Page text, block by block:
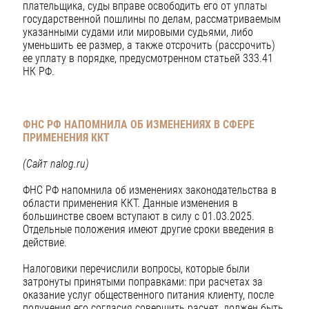
плательщика, суды вправе освободить его от уплаты
государственной пошлины по делам, рассматриваемым
указанными судами или мировыми судьями, либо
уменьшить ее размер, а также отсрочить (рассрочить)
ее уплату в порядке, предусмотренном статьей 333.41
НК РФ.
ФНС РФ НАПОМНИЛА ОБ ИЗМЕНЕНИЯХ В СФЕРЕ
ПРИМЕНЕНИЯ ККТ
(Сайт nalog.ru)
ФНС РФ напомнила об изменениях законодательства в
области применения ККТ. Данные изменения в
большинстве своем вступают в силу с 01.03.2025.
Отдельные положения имеют другие сроки введения в
действие.
Налоговики перечислили вопросы, которые были
затронуты принятыми поправками: при расчетах за
оказание услуг общественного питания клиенту, после